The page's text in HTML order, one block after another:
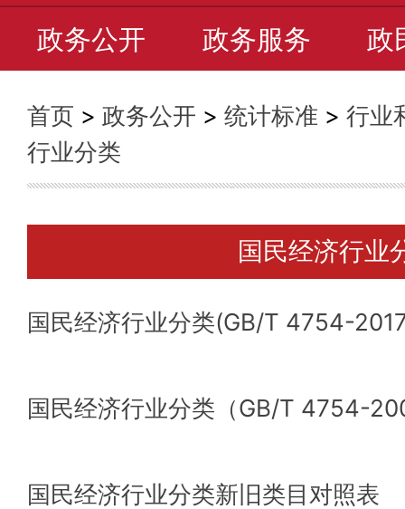
政务公开 政务服务 政
首页 > 政务公开 > 统计标准 > 行业
行业分类
国民经济行业
行业和产业
行业分类注
产业分类
国民经济行业分类(GB/T 4754-
国民经济行业分类（GB/T 4754-
国民经济行业分类新旧类目对照表